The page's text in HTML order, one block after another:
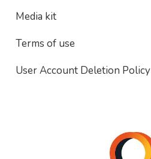
Media kit
Terms of use
User Account Deletion Policy